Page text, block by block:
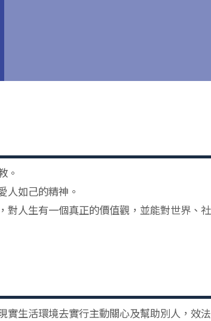
。
人如己的精神。
對人生有一個真正的價值觀，並能對世界、
實生活環境去實行主動關心及幫助別人，效